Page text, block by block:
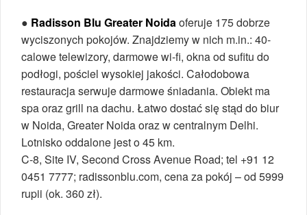
● Radisson Blu Greater Noidaoferuje 175 dobrze
wyciszonych pokojów. Znajdziemy w nich m.in.: 40-
calowe telewizory, darmowe wi-fi, okna od sufitu do
podłogi, pościel wysokiej jakości. Całodobowa
restauracja serwuje darmowe śniadania. Obiekt ma
spa oraz grill na dachu. Łatwo dostać się stąd do biur
w Noida, Greater Noida oraz w centralnym Delhi.
Lotnisko oddalone jest o 45 km.
C-8, Site IV, Second Cross Avenue Road; tel +91 12
0451 7777; radissonblu.com, cena za pokój – od 5999
rupii (ok. 360 zł).